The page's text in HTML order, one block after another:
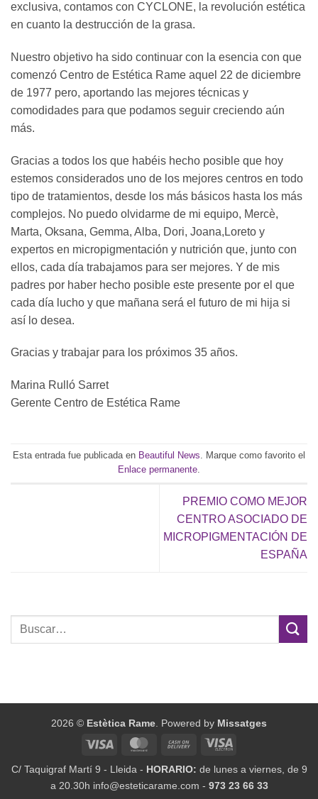
exclusiva, contamos con CYCLONE, la revolución estética
en cuanto la destrucción de la grasa.
Nuestro objetivo ha sido continuar con la esencia con que
comenzó Centro de Estética Rame aquel 22 de diciembre
de 1977 pero, aportando las mejores técnicas y
comodidades para que podamos seguir creciendo aún
más.
Gracias a todos los que habéis hecho posible que hoy
estemos considerados uno de los mejores centros en todo
tipo de tratamientos, desde los más básicos hasta los más
complejos. No puedo olvidarme de mi equipo, Mercè,
Marta, Oksana, Gemma, Alba, Dori, Joana,Loreto y
expertos en micropigmentación y nutrición que, junto con
ellos, cada día trabajamos para ser mejores. Y de mis
padres por haber hecho posible este presente por el que
cada día lucho y que mañana será el futuro de mi hija si
así lo desea.
Gracias y trabajar para los próximos 35 años.
Marina Rulló Sarret
Gerente Centro de Estética Rame
Esta entrada fue publicada en Beautiful News. Marque como favorito el
Enlace permanente.
PREMIO COMO MEJOR
CENTRO ASOCIADO DE
MICROPIGMENTACIÓN DE
ESPAÑA
2026 © Estètica Rame . Powered by Missatges
Visa
MasterCardCash
Delivery
Visa
C/ Taquigraf Martí 9 - Lleida - HORARIO: de lunes a viernes, de 9
a 20.30h info@esteticarame.com - 973 23 66 33